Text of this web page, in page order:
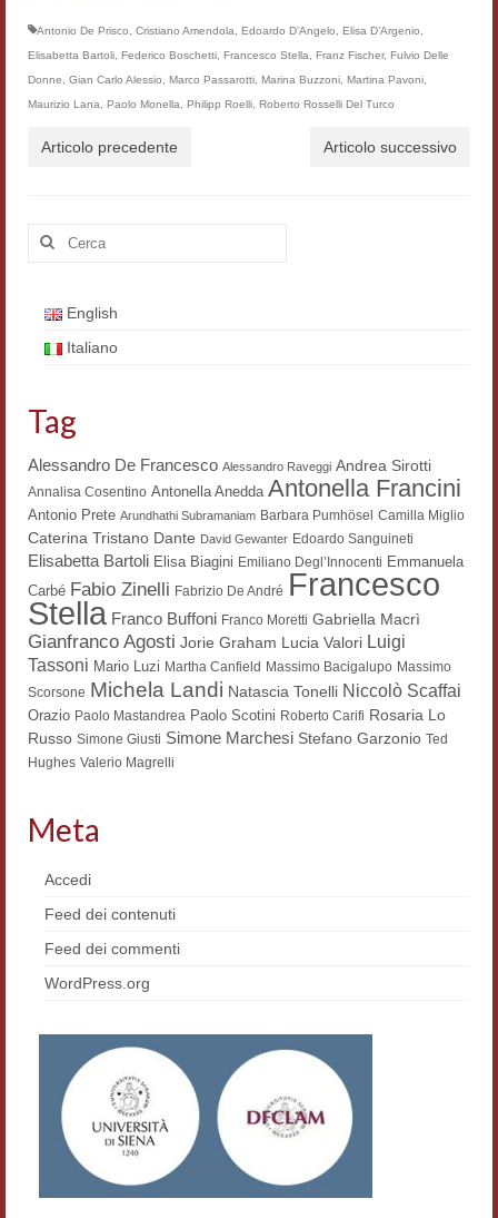
Convegni e seminari
Eventi
Antonio De Prisco Cristiano Amendola Edoardo D’Angelo Elisa D’Argenio
Elisabetta Bartoli Federico Boschetti Francesco Stella Franz Fischer, Fulvio Delle
Donne
Gian Carlo Alessio Marco Passarotti Marina Buzzoni Martina Pavoni
Maurizio Lana
Paolo Monella Philipp Roelli Roberto Rosselli Del Turco
Articolo precedente Articolo successivo
Cerca:
English
Italiano
Tag
Alessandro De Francesco Alessandro Raveggi Andrea Sirotti
Annalisa Cosentino Antonella Anedda Antonella Francini
Antonio Prete Arundhathi Subramaniam Barbara Pumhösel Camilla Miglio
Caterina Tristano Dante David Gewanter Edoardo Sanguineti
Elisabetta Bartoli Elisa Biagini Emiliano Degl’Innocenti Emmanuela
Carbé Fabio Zinelli Fabrizio De André Francesco
Stella Franco Buffoni Franco Moretti Gabriella Macrì
Gianfranco Agosti Jorie Graham Lucia Valori Luigi
Tassoni Mario Luzi Martha Canfield Massimo Bacigalupo Massimo
Scorsone Michela Landi Natascia Tonelli Niccolò Scaffai
Orazio Paolo Mastandrea Paolo Scotini Roberto Carifi Rosaria Lo
Russo Simone Giusti Simone Marchesi Stefano Garzonio Ted
Hughes Valerio Magrelli
Meta
Accedi
Feed dei contenuti
Feed dei commenti
WordPress.org